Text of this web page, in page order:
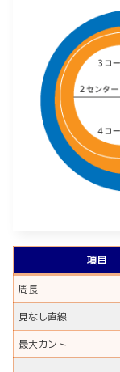
項目
周長
見なし直線
最大カント